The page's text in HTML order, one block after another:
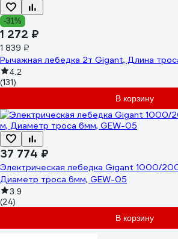
-31%
1 272 ₽
1 839 ₽
Рычажная лебедка 2т Gigant, Длина
4.2
(131)
В корзину
37 774 ₽
Электрическая лебедка Gigant 1000/
Диаметр троса 6мм, GEW-05
3.9
(24)
В корзину